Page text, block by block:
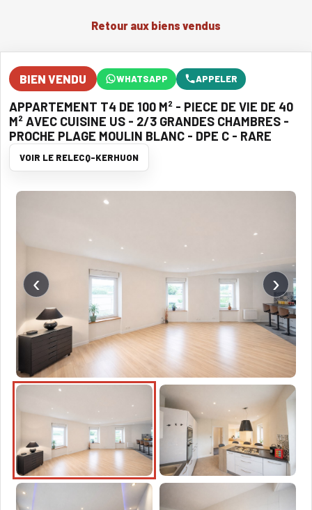
Retour aux biens vendus
BIEN VENDU WHATSAPP APPELER
APPARTEMENT T4 DE 100 M² - PIECE DE VIE DE 40
M² AVEC CUISINE US - 2/3 GRANDES CHAMBRES -
PROCHE PLAGE MOULIN BLANC - DPE C - RARE
VOIR LE RELECQ-KERHUON
‹ ›